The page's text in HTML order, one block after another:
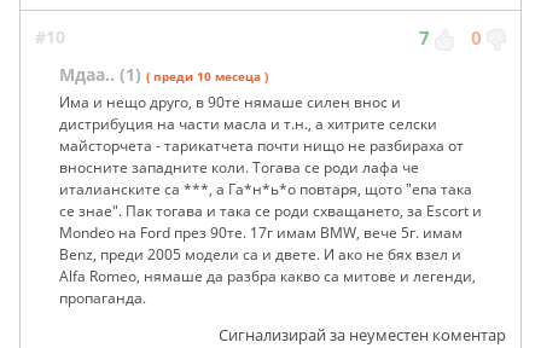
#10 7 0
Мдаа.. (1) ( преди 10 месеца )
Има и нещо друго, в 90те нямаше силен внос и
дистрибуция на части масла и т.н., а хитрите селски
майсторчета - тарикатчета почти нищо не разбираха от
вносните западните коли. Тогава се роди лафа че
италианските са ***, а Га*н*ь*о повтаря, щото "епа така
се знае". Пак тогава и така се роди схващането, за Escort и
Mondeo на Ford през 90те. 17г имам BMW, вече 5г. имам
Benz, преди 2005 модели са и двете. И ако не бях взел и
Alfa Romeo, нямаше да разбра какво са митове и легенди,
пропаганда.
Сигнализирай за неуместен коментар